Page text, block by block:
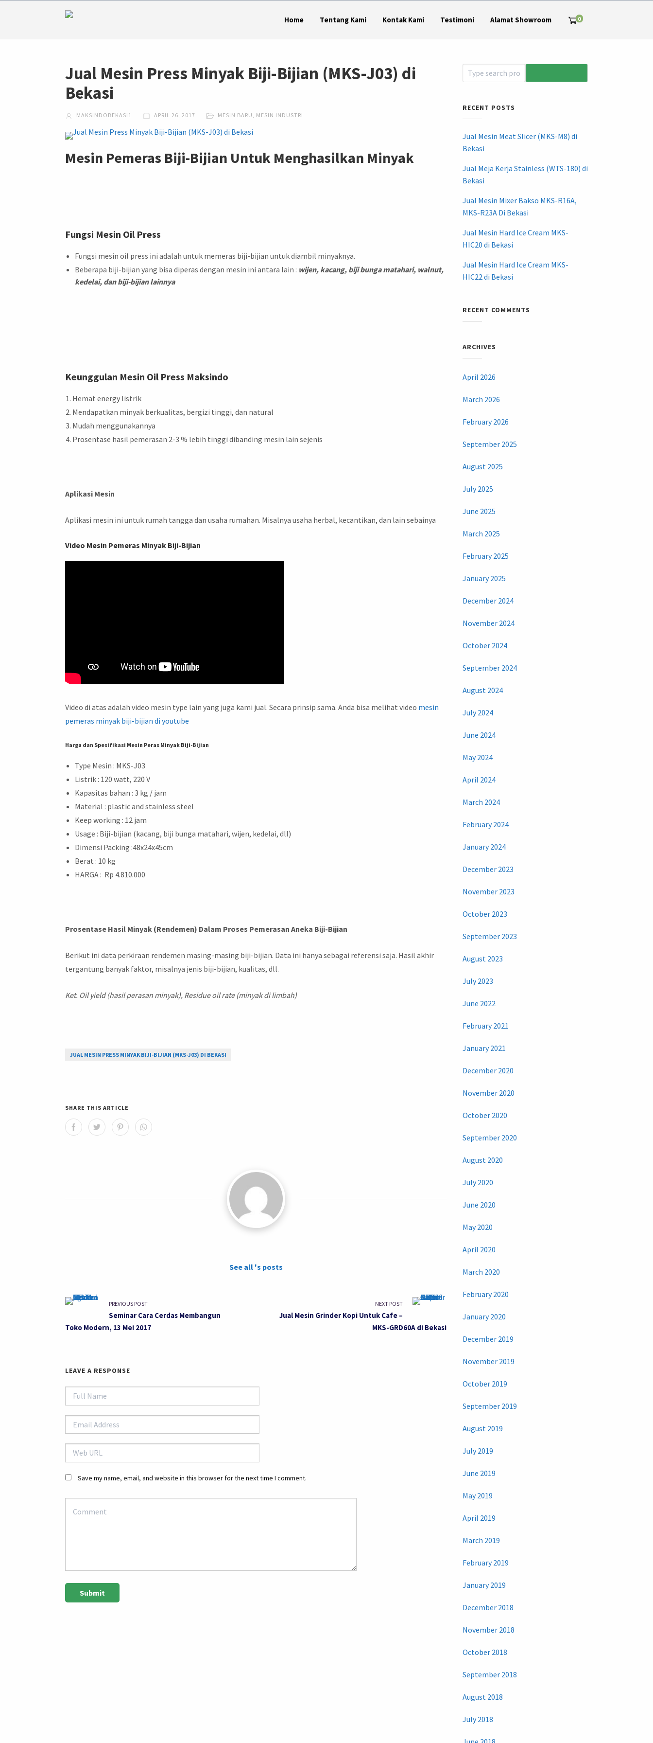
Home Tentang Kami Kontak Kami Testimoni Alamat Showroom 0
Jual Mesin Press Minyak Biji-Bijian (MKS-J03) di
Bekasi
MAKSINDOBEKASI1 APRIL 26, 2017 MESIN BARU, MESIN INDUSTRI
Mesin Pemeras Biji-Bijian Untuk Menghasilkan Minyak
Fungsi Mesin Oil Press
Fungsi mesin oil press ini adalah untuk memeras biji-bijian untuk diambil minyaknya.
Beberapa biji-bijian yang bisa diperas dengan mesin ini antara lain : wijen, kacang, biji bunga matahari, walnut,
kedelai, dan biji-bijian lainnya
Keunggulan Mesin Oil Press Maksindo
Hemat energy listrik
Mendapatkan minyak berkualitas, bergizi tinggi, dan natural
Mudah menggunakannya
Prosentase hasil pemerasan 2-3 % lebih tinggi dibanding mesin lain sejenis
Aplikasi Mesin
Aplikasi mesin ini untuk rumah tangga dan usaha rumahan. Misalnya usaha herbal, kecantikan, dan lain sebainya
Video Mesin Pemeras Minyak Biji-Bijian
Video di atas adalah video mesin type lain yang juga kami jual. Secara prinsip sama. Anda bisa melihat video mesin
pemeras minyak biji-bijian di youtube
Harga dan Spesifikasi Mesin Peras Minyak Biji-Bijian
Type Mesin : MKS-J03
Listrik : 120 watt, 220 V
Kapasitas bahan : 3 kg / jam
Material : plastic and stainless steel
Keep working : 12 jam
Usage : Biji-bijian (kacang, biji bunga matahari, wijen, kedelai, dll)
Dimensi Packing :48x24x45cm
Berat : 10 kg
HARGA : Rp 4.810.000
Prosentase Hasil Minyak (Rendemen) Dalam Proses Pemerasan Aneka Biji-Bijian
Berikut ini data perkiraan rendemen masing-masing biji-bijian. Data ini hanya sebagai referensi saja. Hasil akhir
tergantung banyak faktor, misalnya jenis biji-bijian, kualitas, dll.
Ket. Oil yield (hasil perasan minyak), Residue oil rate (minyak di limbah)
JUAL MESIN PRESS MINYAK BIJI-BIJIAN (MKS-J03) DI BEKASI
SHARE THIS ARTICLE
See all 's posts
PREVIOUS POST
Seminar Cara Cerdas Membangun
Toko Modern, 13 Mei 2017
NEXT POST
Jual Mesin Grinder Kopi Untuk Cafe –
MKS-GRD60A di Bekasi
LEAVE A RESPONSE
Save my name, email, and website in this browser for the next time I comment.
RECENT POSTS
Jual Mesin Meat Slicer (MKS-M8) di
Bekasi
Jual Meja Kerja Stainless (WTS-180) di
Bekasi
Jual Mesin Mixer Bakso MKS-R16A,
MKS-R23A Di Bekasi
Jual Mesin Hard Ice Cream MKS-
HIC20 di Bekasi
Jual Mesin Hard Ice Cream MKS-
HIC22 di Bekasi
RECENT COMMENTS
ARCHIVES
April 2026
March 2026
February 2026
September 2025
August 2025
July 2025
June 2025
March 2025
February 2025
January 2025
December 2024
November 2024
October 2024
September 2024
August 2024
July 2024
June 2024
May 2024
April 2024
March 2024
February 2024
January 2024
December 2023
November 2023
October 2023
September 2023
August 2023
July 2023
June 2022
February 2021
January 2021
December 2020
November 2020
October 2020
September 2020
August 2020
July 2020
June 2020
May 2020
April 2020
March 2020
February 2020
January 2020
December 2019
November 2019
October 2019
September 2019
August 2019
July 2019
June 2019
May 2019
April 2019
March 2019
February 2019
January 2019
December 2018
November 2018
October 2018
September 2018
August 2018
July 2018